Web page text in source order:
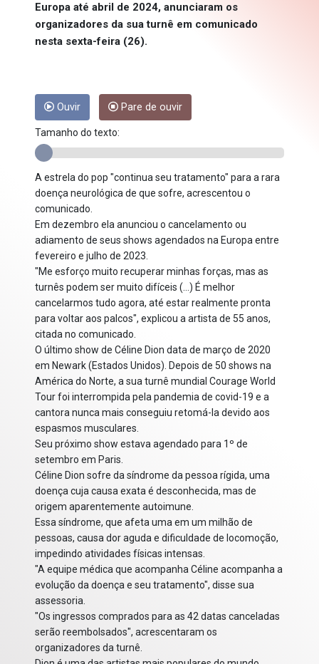
Europa até abril de 2024, anunciaram os
organizadores da sua turnê em comunicado
nesta sexta-feira (26).
Ouvir Pare de ouvir
Tamanho do texto:
A estrela do pop "continua seu tratamento" para a rara
doença neurológica de que sofre, acrescentou o
comunicado.
Em dezembro ela anunciou o cancelamento ou
adiamento de seus shows agendados na Europa entre
fevereiro e julho de 2023.
"Me esforço muito recuperar minhas forças, mas as
turnês podem ser muito difíceis (...) É melhor
cancelarmos tudo agora, até estar realmente pronta
para voltar aos palcos", explicou a artista de 55 anos,
citada no comunicado.
O último show de Céline Dion data de março de 2020
em Newark (Estados Unidos). Depois de 50 shows na
América do Norte, a sua turnê mundial Courage World
Tour foi interrompida pela pandemia de covid-19 e a
cantora nunca mais conseguiu retomá-la devido aos
espasmos musculares.
Seu próximo show estava agendado para 1º de
setembro em Paris.
Céline Dion sofre da síndrome da pessoa rígida, uma
doença cuja causa exata é desconhecida, mas de
origem aparentemente autoimune.
Essa síndrome, que afeta uma em um milhão de
pessoas, causa dor aguda e dificuldade de locomoção,
impedindo atividades físicas intensas.
"A equipe médica que acompanha Céline acompanha a
evolução da doença e seu tratamento", disse sua
assessoria.
"Os ingressos comprados para as 42 datas canceladas
serão reembolsados", acrescentaram os
organizadores da turnê.